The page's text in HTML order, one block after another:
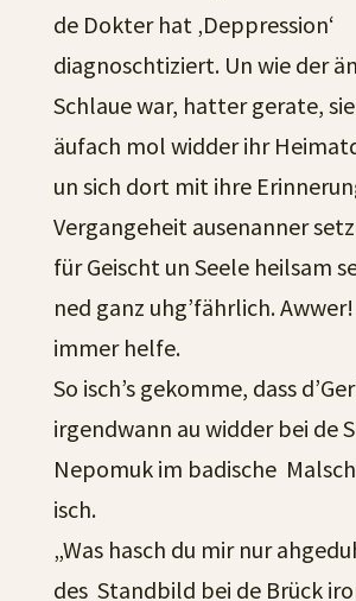
de Dokter hat ‚Deppression‘
diagnoschtiziert. Un wie der
Schlaue war, hatter gerate,
äufach mol widder ihr
un sich dort mit ihre
Vergangeheit ausenanner
für Geischt un Seele heilsam
ned ganz uhg’fährlich.
immer helfe.
So isch’s gekomme, dass
irgendwann au widder bei de
Nepomuk im badische
isch.
„Was hasch du mir nur
des Standbild bei de Brück